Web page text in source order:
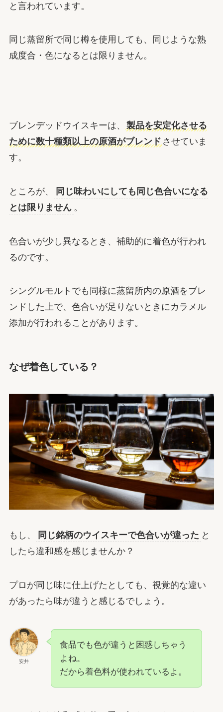
と言われています。
同じ蒸留所で同じ樽を使用しても、同じような熟
成度合・色になるとは限りません。
ブレンデッドウイスキーは、
製品を安定化させる
ために数十種類以上の原酒がブレンド させていま
す。
ところが、
同じ味わいにしても同じ色合いになる
とは限りません 。
色合いが少し異なるとき、補助的に着色が行われ
るのです。
シングルモルトでも同様に蒸留所内の原酒をブレ
ンドした上で、色合いが足りないときにカラメル
添加が行われることがあります。
なぜ着色している？
もし、 同じ銘柄のウイスキーで色合いが違った と
したら違和感を感じませんか？
プロが同じ味に仕上げたとしても、視覚的な違い
があったら味が違うと感じるでしょう。
安井
食品でも色が違うと困惑しちゃう
よね。
だから着色料が使われているよ。